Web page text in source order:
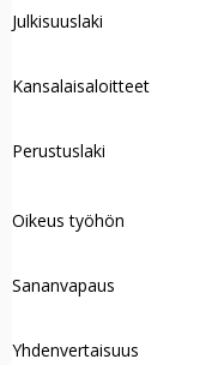
Julkisuuslaki
Kansalaisaloitteet
Perustuslaki
Oikeus työhön
Sananvapaus
Yhdenvertaisuus